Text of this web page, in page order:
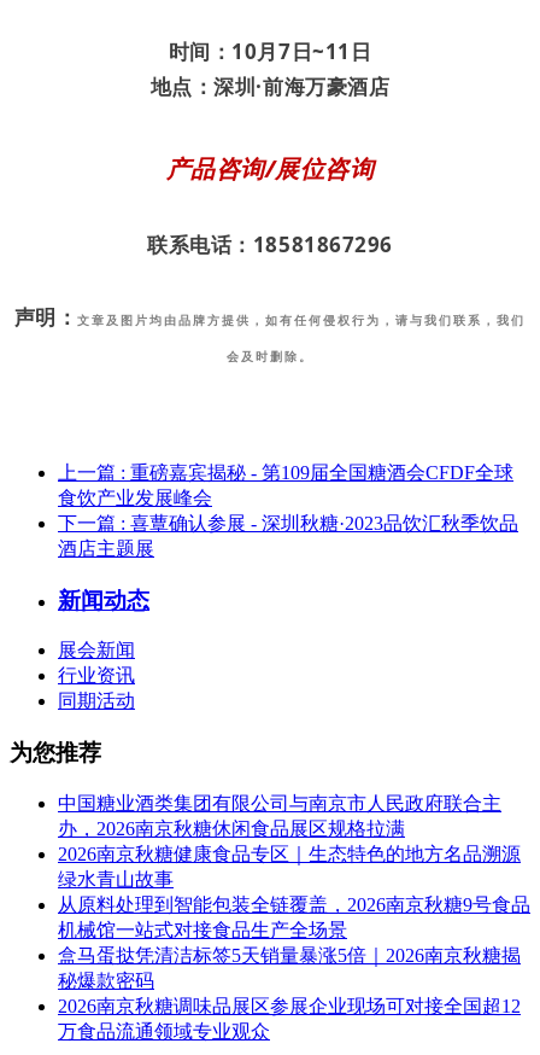
时间：10月7日~11日
地点：深圳·前海万豪酒店
产品咨询/展位咨询
联系电话： 18581867296
声明：文章及图片均由品牌方提供，如有任何侵权行为，请与我们联系，我们
会及时删除。
上一篇 : 重磅嘉宾揭秘 - 第109届全国糖酒会CFDF全球
食饮产业发展峰会
下一篇 : 喜蕈确认参展 - 深圳秋糖·2023品饮汇秋季饮品
酒店主题展
新闻动态
展会新闻
行业资讯
同期活动
为您推荐
中国糖业酒类集团有限公司与南京市人民政府联合主
办，2026南京秋糖休闲食品展区规格拉满
2026南京秋糖健康食品专区｜生态特色的地方名品溯源
绿水青山故事
从原料处理到智能包装全链覆盖，2026南京秋糖9号食品
机械馆一站式对接食品生产全场景
盒马蛋挞凭清洁标签5天销量暴涨5倍｜2026南京秋糖揭
秘爆款密码
2026南京秋糖调味品展区参展企业现场可对接全国超12
万食品流通领域专业观众